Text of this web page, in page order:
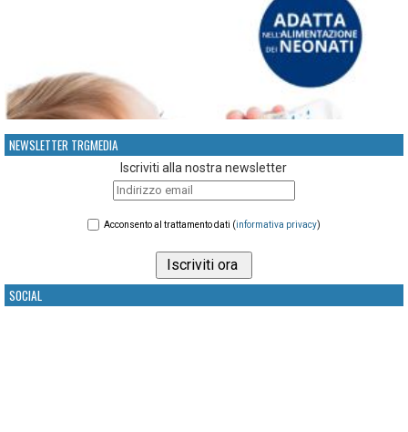
NEWSLETTER TRGMEDIA
Iscriviti alla nostra newsletter
Acconsento al trattamento dati (informativa privacy)
SOCIAL